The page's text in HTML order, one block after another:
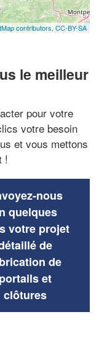
contributors, CC-BY-SA
le meilleur
pour votre
votre besoin
et vous mettons
!
nous
quelques
votre projet
de
de
portails et
clôtures